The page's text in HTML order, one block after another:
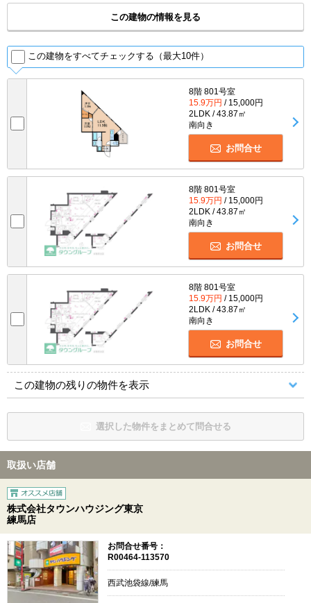
この建物の情報を見る
この建物をすべてチェックする（最大10件）
8階 801号室
15.9万円 / 15,000円
2LDK / 43.87㎡
南向き
お問合せ
8階 801号室
15.9万円 / 15,000円
2LDK / 43.87㎡
南向き
お問合せ
8階 801号室
15.9万円 / 15,000円
2LDK / 43.87㎡
南向き
お問合せ
この建物の残りの物件を表示
選択した物件をまとめて問合せる
取扱い店舗
株式会社タウンハウジング東京
練馬店
お問合せ番号：
R00464-113570
西武池袋線/練馬